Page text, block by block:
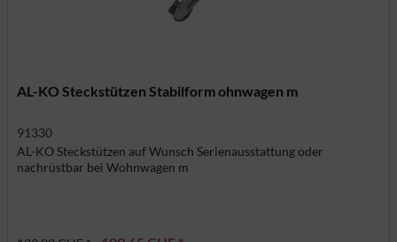
AL-KO Steckstützen Stabilform ohnwagen m
91330
AL-KO Steckstützen auf Wunsch Serienausstattung oder
nachrüstbar bei Wohnwagen m